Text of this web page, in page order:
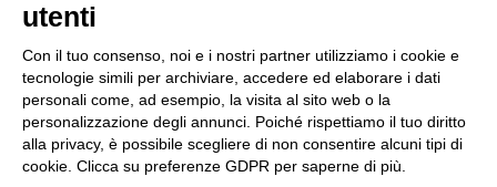
I nostri punti di ritiro e spedizione pacchi nelle
maggiori città italiane
Torino|Milano|Roma|Bologna|Firenze| Genova
Napoli|Varese
utenti
Con il tuo consenso, noi e i nostri partner utilizziamo i cookie e
tecnologie simili per archiviare, accedere ed elaborare i dati
personali come, ad esempio, la visita al sito web o la
personalizzazione degli annunci. Poiché rispettiamo il tuo diritto
alla privacy, è possibile scegliere di non consentire alcuni tipi di
cookie. Clicca su preferenze GDPR per saperne di più.